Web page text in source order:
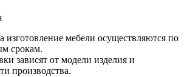
изготовление мебели осуществляются по
срокам.
зависят от модели изделия и
производства.